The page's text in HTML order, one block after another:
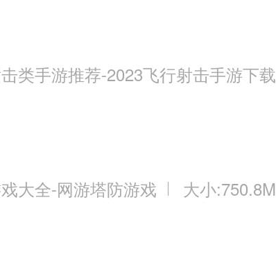
类手游推荐-2023飞行射击手游下载
大全-网游塔防游戏 大小:750.8M